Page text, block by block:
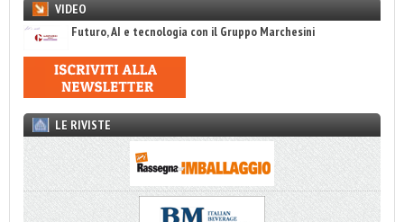
VIDEO
Futuro, AI e tecnologia con il Gruppo Marchesini
LE RIVISTE